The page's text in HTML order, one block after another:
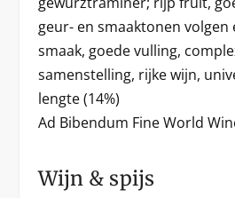
geur- en smaaktonen volgen
smaak, goede vulling,
samenstelling, rijke wijn,
lengte (14%)
Ad Bibendum Fine World
Wijn & spijs